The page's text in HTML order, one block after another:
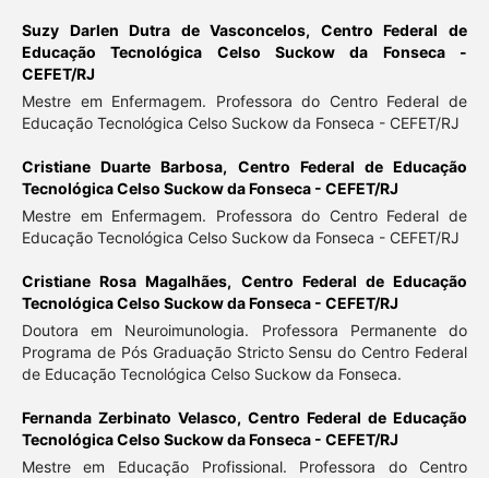
Suzy Darlen Dutra de Vasconcelos, Centro Federal de
Educação Tecnológica Celso Suckow da Fonseca -
CEFET/RJ
Mestre em Enfermagem. Professora do Centro Federal de
Educação Tecnológica Celso Suckow da Fonseca - CEFET/RJ
Cristiane Duarte Barbosa, Centro Federal de Educação
Tecnológica Celso Suckow da Fonseca - CEFET/RJ
Mestre em Enfermagem. Professora do Centro Federal de
Educação Tecnológica Celso Suckow da Fonseca - CEFET/RJ
Cristiane Rosa Magalhães, Centro Federal de Educação
Tecnológica Celso Suckow da Fonseca - CEFET/RJ
Doutora em Neuroimunologia. Professora Permanente do
Programa de Pós Graduação Stricto Sensu do Centro Federal
de Educação Tecnológica Celso Suckow da Fonseca.
Fernanda Zerbinato Velasco, Centro Federal de Educação
Tecnológica Celso Suckow da Fonseca - CEFET/RJ
Mestre em Educação Profissional. Professora do Centro